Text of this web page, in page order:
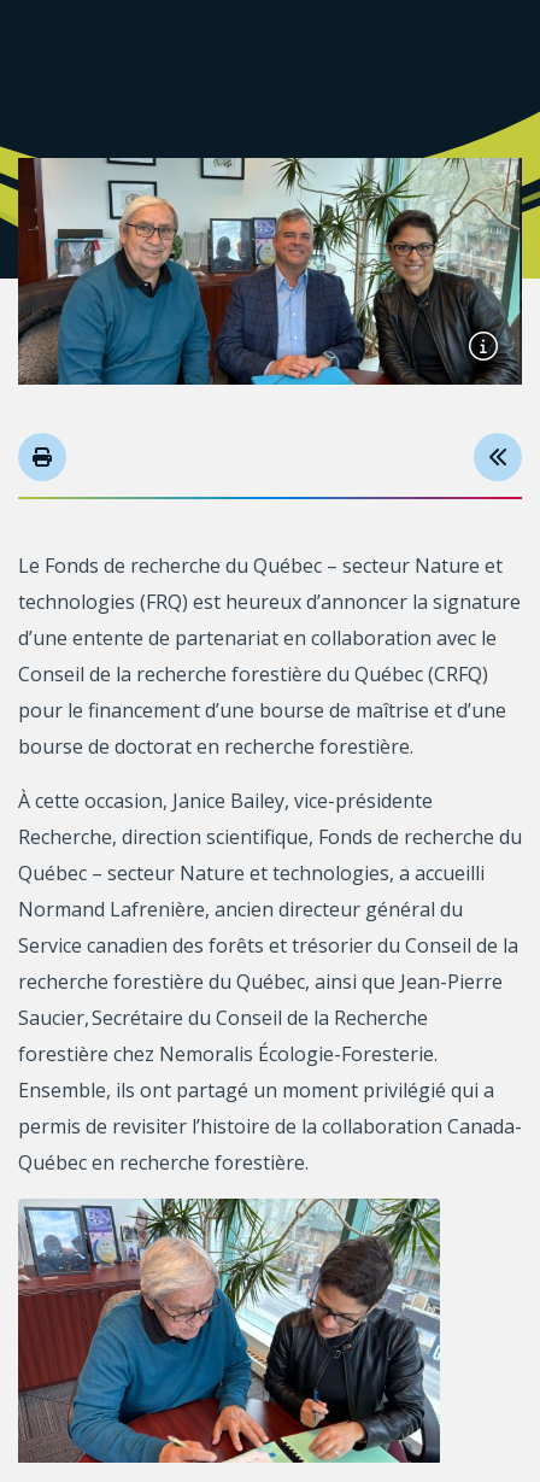
Le Fonds de recherche du Québec – secteur Nature et
technologies (FRQ) est heureux d’annoncer la signature
d’une entente de partenariat en collaboration avec le
Conseil de la recherche forestière du Québec (CRFQ)
pour le financement d’une bourse de maîtrise et d’une
bourse de doctorat en recherche forestière.
À cette occasion, Janice Bailey, vice-présidente
Recherche, direction scientifique, Fonds de recherche du
Québec – secteur Nature et technologies, a accueilli
Normand Lafrenière, ancien directeur général du
Service canadien des forêts et trésorier du Conseil de la
recherche forestière du Québec, ainsi que Jean-Pierre
Saucier, Secrétaire du Conseil de la Recherche
forestière chez Nemoralis Écologie-Foresterie.
Ensemble, ils ont partagé un moment privilégié qui a
permis de revisiter l’histoire de la collaboration Canada-
Québec en recherche forestière.